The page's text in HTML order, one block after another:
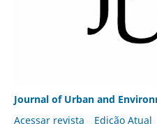
Journal of Urban and
Acessar revista
Edição Atual